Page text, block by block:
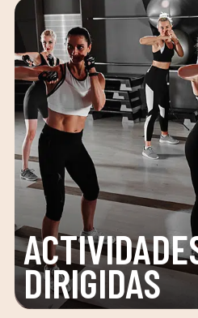
DIRIGIDAS